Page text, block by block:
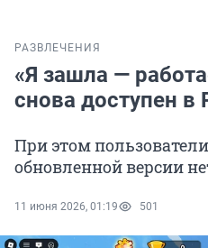
РАЗВЛЕЧЕНИЯ
«Я зашла —
снова доступен в
При этом
обновленной версии
11 июня 2026, 01:19 501